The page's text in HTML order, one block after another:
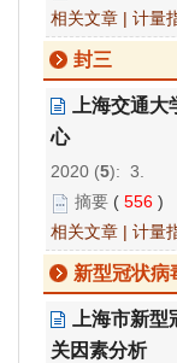
相关文章 | 计量
封三
上海交通
心
2020 (5): 3.
摘要 ( 556 )
相关文章 | 计量
新型冠状病
上海市新
关因素分析